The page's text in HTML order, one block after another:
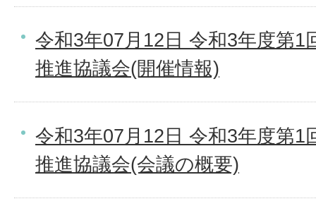
令和3年07月12日 令和3年度第
推進協議会(開催情報)
令和3年07月12日 令和3年度第
推進協議会(会議の概要)